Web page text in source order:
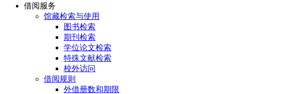
借阅服务
馆藏检索与使用
图书检索
期刊检索
学位论文检索
特殊文献检索
校外访问
借阅规则
外借册数和期限